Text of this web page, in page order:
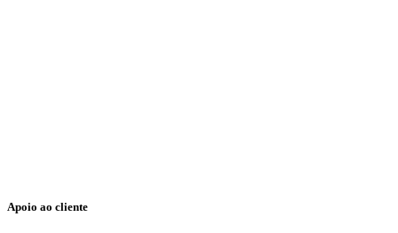
Apoio ao cliente